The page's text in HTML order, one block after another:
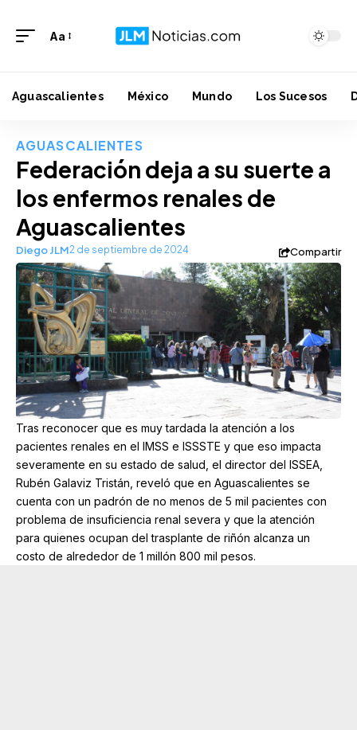
Aa
Aguascalientes México Mundo Los Sucesos
AGUASCALIENTES
Federación deja a su suerte a
los enfermos renales de
Aguascalientes
Diego JLM2 de septiembre de 2024 Compartir
Tras reconocer que es muy tardada la atención a los
pacientes renales en el IMSS e ISSSTE y que eso impacta
severamente en su estado de salud, el director del ISSEA,
Rubén Galaviz Tristán, reveló que en Aguascalientes se
cuenta con un padrón de no menos de 5 mil pacientes con
problema de insuficiencia renal severa y que la atención
para quienes ocupan del trasplante de riñón alcanza un
costo de alrededor de 1 millón 800 mil pesos.